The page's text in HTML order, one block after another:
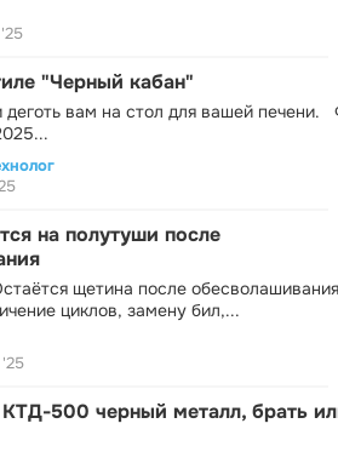
"Черный кабан"
деготь вам на стол для вашей печени.
на полутуши после
щетина после
циклов, замену бил,...
500 черный металл, брать